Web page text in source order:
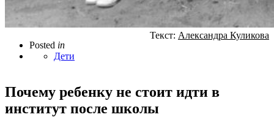
Posted in
Дети
Текст: Александра Куликова
Почему ребенку не стоит идти в
институт после школы